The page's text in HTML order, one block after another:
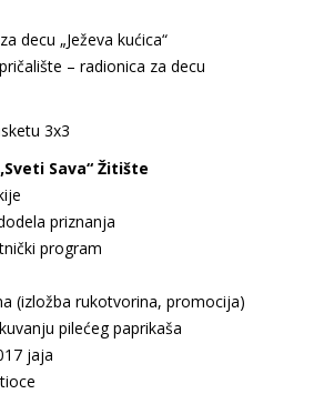
decu „Ježeva kućica“
– radionica za decu
3x3
Sava“ Žitište
priznanja
program
(izložba rukotvorina, promocija)
pilećeg paprikaša
jaja